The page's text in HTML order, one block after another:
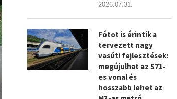
2026.07.31.
Fótot is érintik a
tervezett nagy
vasúti fejlesztések:
megújulhat az S71-
es vonal és
hosszabb lehet az